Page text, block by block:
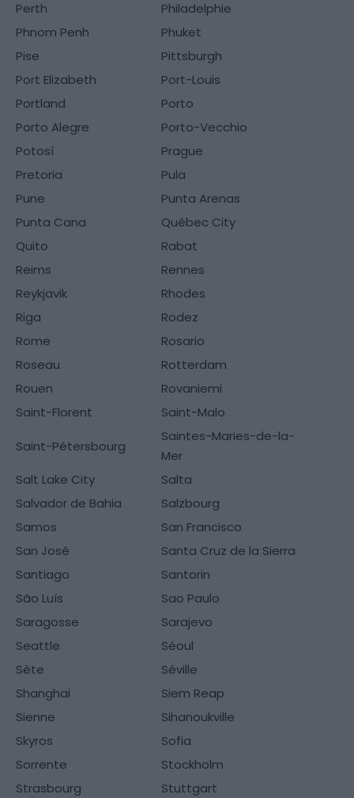
Perth
Philadelphie
Phnom Penh
Phuket
Pise
Pittsburgh
Port Elizabeth
Port-Louis
Portland
Porto
Porto Alegre
Porto-Vecchio
Potosí
Prague
Pretoria
Pula
Pune
Punta Arenas
Punta Cana
Québec City
Quito
Rabat
Reims
Rennes
Reykjavik
Rhodes
Riga
Rodez
Rome
Rosario
Roseau
Rotterdam
Rouen
Rovaniemi
Saint-Florent
Saint-Malo
Saint-Pétersbourg
Saintes-Maries-de-la-
Mer
Salt Lake City
Salta
Salvador de Bahia
Salzbourg
Samos
San Francisco
San José
Santa Cruz de la Sierra
Santiago
Santorin
São Luís
Sao Paulo
Saragosse
Sarajevo
Seattle
Séoul
Sète
Séville
Shanghai
Siem Reap
Sienne
Sihanoukville
Skyros
Sofia
Sorrente
Stockholm
Strasbourg
Stuttgart